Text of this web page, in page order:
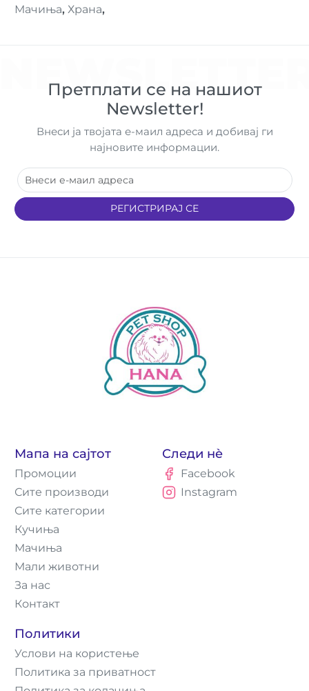
Мачиња, Храна,
Претплати се на нашиот
Newsletter!
Внеси ја твојата е-маил адреса и добивај ги
најновите информации.
РЕГИСТРИРАЈ СЕ
Мапа на сајтот
Промоции
Сите производи
Сите категории
Кучиња
Мачиња
Мали животни
За нас
Контакт
Политики
Услови на користење
Политика за приватност
Следи нè
Facebook
Instagram